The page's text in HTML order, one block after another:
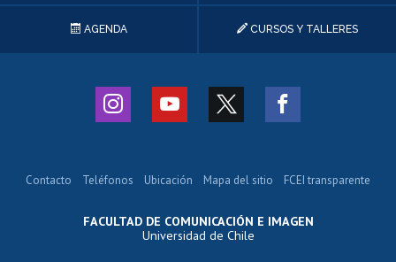
AGENDA CURSOS Y TALLERES
FACULTAD DE COMUNICACIÓN E IMAGEN
Universidad de Chile
Contacto Teléfonos Ubicación Mapa del sitio FCEI transparente